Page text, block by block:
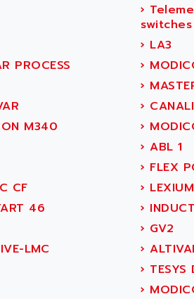
›
› LA3
PROCESS ›
›
›
M340 ›
› ABL 1
› FLEX
CF › LEXIUM
46 ›
› GV2
LMC ›
› TESYS
›